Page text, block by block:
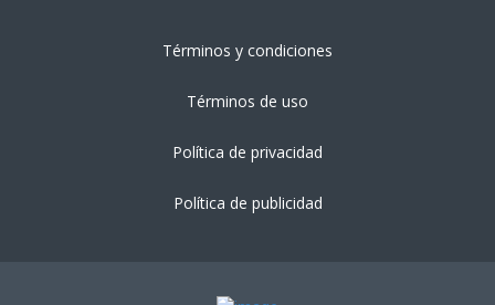
Términos y condiciones
Términos de uso
Política de privacidad
Política de publicidad